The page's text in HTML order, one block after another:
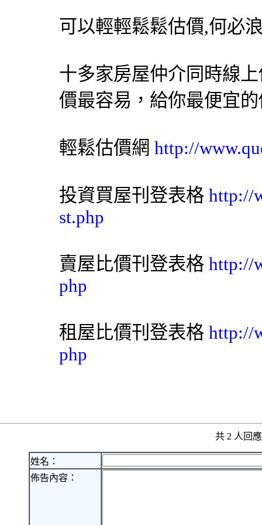
可以輕輕鬆鬆估價,何必
十多家房屋仲介同時線
價最容易，給你最便宜
輕鬆估價網 http://
投資買屋刊登表格 http://
st.php
賣屋比價刊登表格 http://
php
租屋比價刊登表格 http://
php
共 2 人回
姓名：
佈告內容：